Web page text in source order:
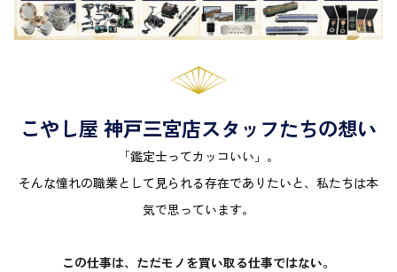
こやし屋 神戸三宮店スタッフたちの想い
「鑑定士ってカッコいい」。
そんな憧れの職業として見られる存在でありたいと、私たちは本
気で思っています。
この仕事は、ただモノを買い取る仕事ではない。